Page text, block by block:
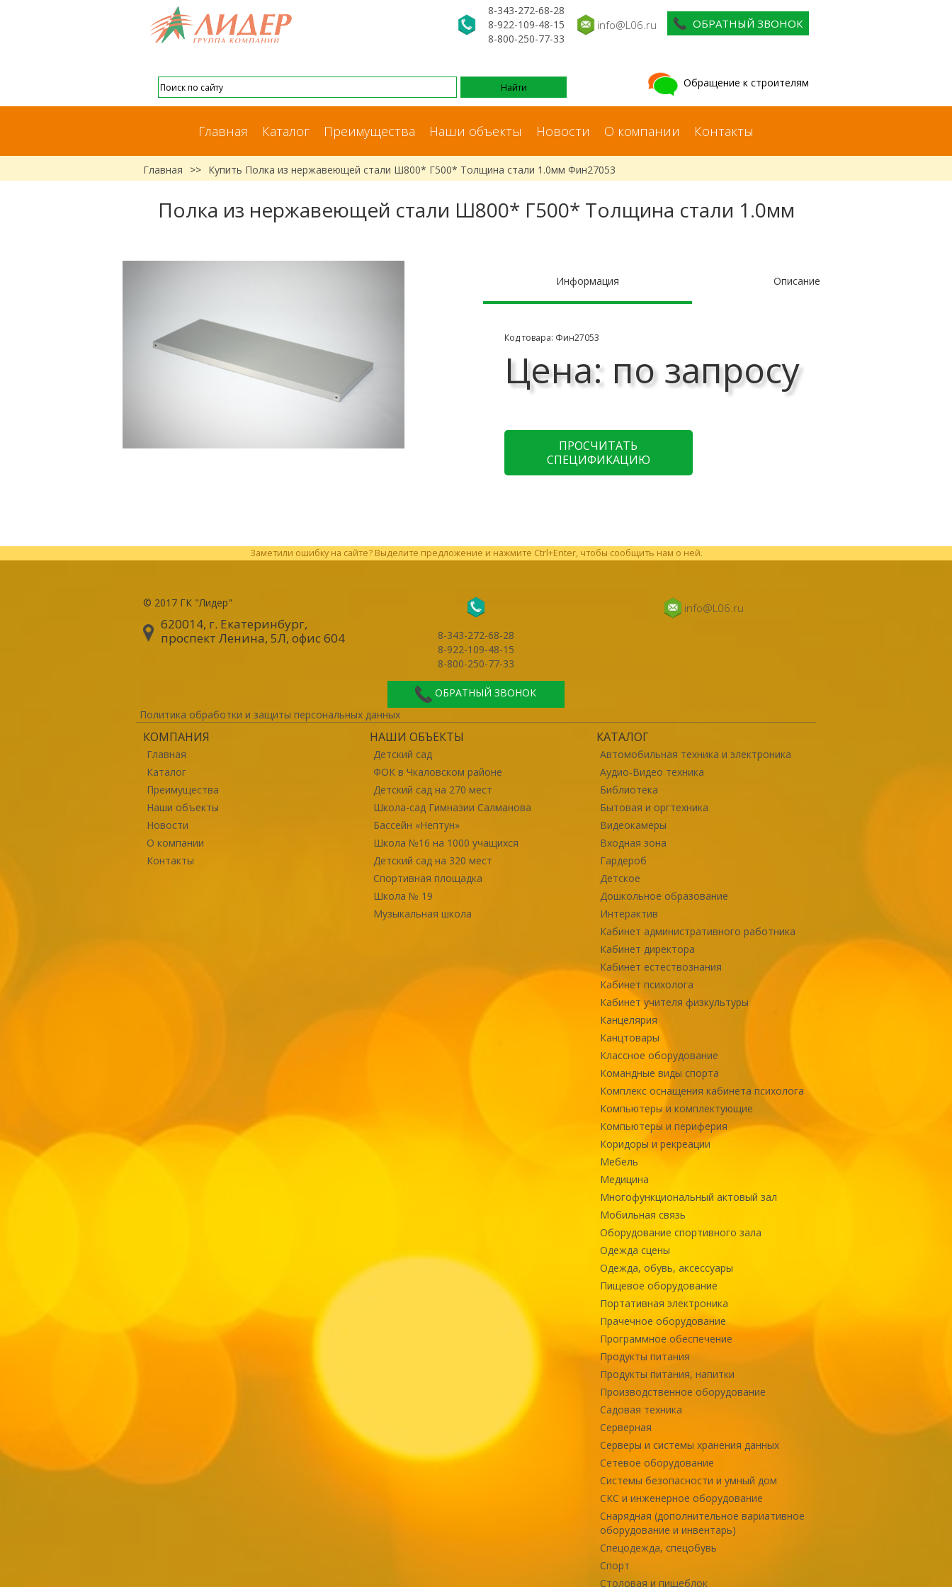
8-343-272-68-28
8-922-109-48-15
8-800-250-77-33
info@L06.ru ОБРАТНЫЙ ЗВОНОК
Обращение к строителям
Главная Каталог Преимущества Наши объекты Новости О компании Контакты
Главная >> Купить Полка из нержавеющей стали Ш800* Г500* Толщина стали 1.0мм Фин27053
Полка из нержавеющей стали Ш800* Г500* Толщина стали 1.0мм
Информация Описание
Код товара: Фин27053
Цена: по запросу
ПРОСЧИТАТЬ
СПЕЦИФИКАЦИЮ
Заметили ошибку на сайте? Выделите предложение и нажмите Ctrl+Enter, чтобы сообщить нам о ней.
© 2017 ГК "Лидер"
620014, г. Екатеринбург,
проспект Ленина, 5Л, офис 604
8-343-272-68-28
8-922-109-48-15
8-800-250-77-33
ОБРАТНЫЙ ЗВОНОК
info@L06.ru
Политика обработки и защиты персональных данных
КОМПАНИЯ
Главная
Каталог
Преимущества
Наши объекты
Новости
О компании
Контакты
НАШИ ОБЪЕКТЫ
Детский сад
ФОК в Чкаловском районе
Детский сад на 270 мест
Школа-сад Гимназии Салманова
Бассейн «Нептун»
Школа №16 на 1000 учащихся
Детский сад на 320 мест
Спортивная площадка
Школа № 19
Музыкальная школа
КАТАЛОГ
Автомобильная техника и электроника
Аудио-Видео техника
Библиотека
Бытовая и оргтехника
Видеокамеры
Входная зона
Гардероб
Детское
Дошкольное образование
Интерактив
Кабинет административного работника
Кабинет директора
Кабинет естествознания
Кабинет психолога
Кабинет учителя физкультуры
Канцелярия
Канцтовары
Классное оборудование
Командные виды спорта
Комплекс оснащения кабинета психолога
Компьютеры и комплектующие
Компьютеры и периферия
Коридоры и рекреации
Мебель
Медицина
Многофункциональный актовый зал
Мобильная связь
Оборудование спортивного зала
Одежда сцены
Одежда, обувь, аксессуары
Пищевое оборудование
Портативная электроника
Прачечное оборудование
Программное обеспечение
Продукты питания
Продукты питания, напитки
Производственное оборудование
Садовая техника
Серверная
Серверы и системы хранения данных
Сетевое оборудование
Системы безопасности и умный дом
СКС и инженерное оборудование
Снарядная (дополнительное вариативное
оборудование и инвентарь)
Спецодежда, спецобувь
Спорт
Столовая и пищеблок